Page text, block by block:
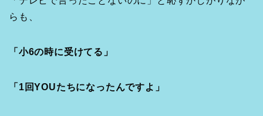
らも、
「小6の時に受けてる」
「1回YOUたちになったんですよ」